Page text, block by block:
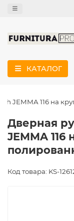
КАТАЛОГ
JEMMA 116 на
Дверная
JEMMA 116
Код товара: KS-